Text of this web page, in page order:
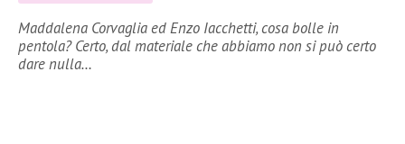
Maddalena Corvaglia ed Enzo Iacchetti, cosa bolle in
pentola? Certo, dal materiale che abbiamo non si può certo
dare nulla…